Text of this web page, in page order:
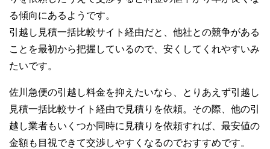
る傾向にあるようです。
引越し見積一括比較サイト経由だと、他社との競争がある
ことを最初から把握しているので、安くしてくれやすいみ
たいです。
佐川急便の引越し料金を抑えたいなら、とりあえず引越し
見積一括比較サイト経由で見積りを依頼。その際、他の引
越し業者もいくつか同時に見積りを依頼すれば、最安値の
金額も目視できて交渉しやすくなるのでおすすめです。